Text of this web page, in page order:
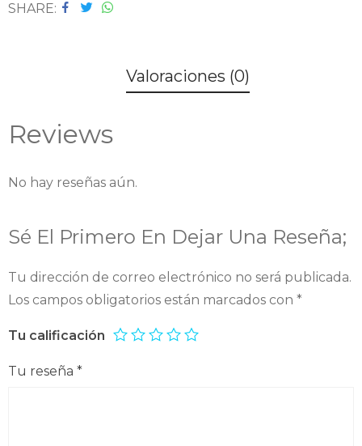
SHARE
Valoraciones (0)
Reviews
No hay reseñas aún.
Sé El Primero En Dejar Una Reseña;
Tu dirección de correo electrónico no será publicada.
Los campos obligatorios están marcados con *
Tu calificación
Tu reseña *